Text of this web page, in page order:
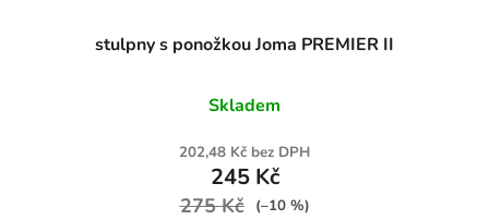
stulpny s ponožkou Joma PREMIER II
Skladem
202,48 Kč bez DPH
245 Kč
275 Kč (–10 %)